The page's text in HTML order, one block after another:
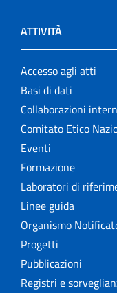
ATTIVITÀ
Accesso agli atti
Basi di dati
Collaborazioni
Comitato Etico
Eventi
Formazione
Laboratori di
Linee guida
Organismo
Progetti
Pubblicazioni
Registri e